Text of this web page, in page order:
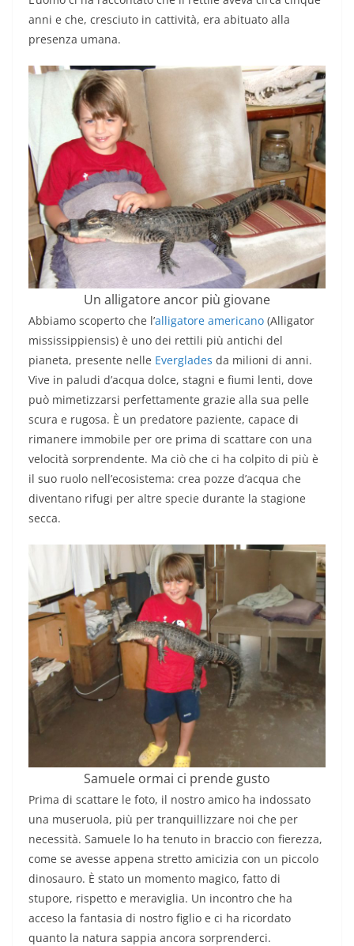
anni e che, cresciuto in cattività, era abituato alla
presenza umana.
Un alligatore ancor più giovane
Abbiamo scoperto che l’alligatore americano (Alligator
mississippiensis) è uno dei rettili più antichi del
pianeta, presente nelle Everglades da milioni di anni.
Vive in paludi d’acqua dolce, stagni e fiumi lenti, dove
può mimetizzarsi perfettamente grazie alla sua pelle
scura e rugosa. È un predatore paziente, capace di
rimanere immobile per ore prima di scattare con una
velocità sorprendente. Ma ciò che ci ha colpito di più è
il suo ruolo nell’ecosistema: crea pozze d’acqua che
diventano rifugi per altre specie durante la stagione
secca.
Samuele ormai ci prende gusto
Prima di scattare le foto, il nostro amico ha indossato
una museruola, più per tranquillizzare noi che per
necessità. Samuele lo ha tenuto in braccio con fierezza,
come se avesse appena stretto amicizia con un piccolo
dinosauro. È stato un momento magico, fatto di
stupore, rispetto e meraviglia. Un incontro che ha
acceso la fantasia di nostro figlio e ci ha ricordato
quanto la natura sappia ancora sorprenderci.